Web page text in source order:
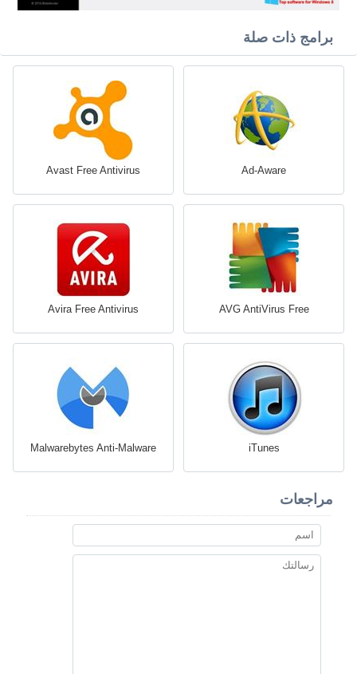
برامج ذات صلة
Ad-Aware
Avast Free Antivirus
AVG AntiVirus Free
Avira Free Antivirus
iTunes
Malwarebytes Anti-Malware
مراجعات